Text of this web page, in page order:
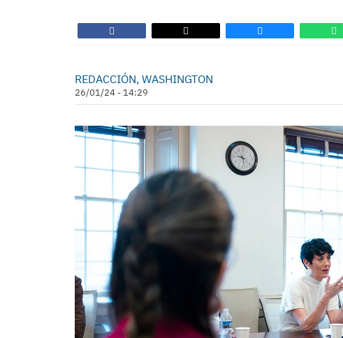
REDACCIÓN, WASHINGTON
26/01/24 - 14:29